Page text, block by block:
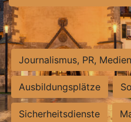
Journalismus, PR,
Ausbildungsplätze
Sicherheitsdienste